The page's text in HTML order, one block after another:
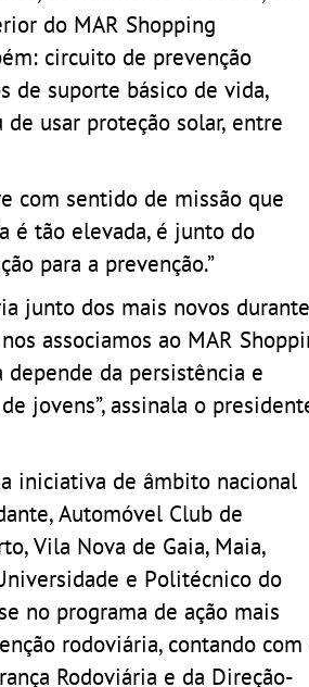
do MAR Shopping
circuito de prevenção
de suporte básico de vida,
usar proteção solar, entre
com sentido de missão que
é tão elevada, é junto do
para a prevenção.”
junto dos mais novos durante
associamos ao MAR
da persistência e
jovens”, assinala o
iniciativa de âmbito nacional
Automóvel Club de
Vila Nova de Gaia, Maia,
e Politécnico do
no programa de ação mais
rodoviária, contando com
Rodoviária e da Direção-